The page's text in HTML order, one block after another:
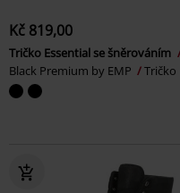
Kč 819,00
Tričko Essential se šněrováním
Black Premium by EMP
Tričko